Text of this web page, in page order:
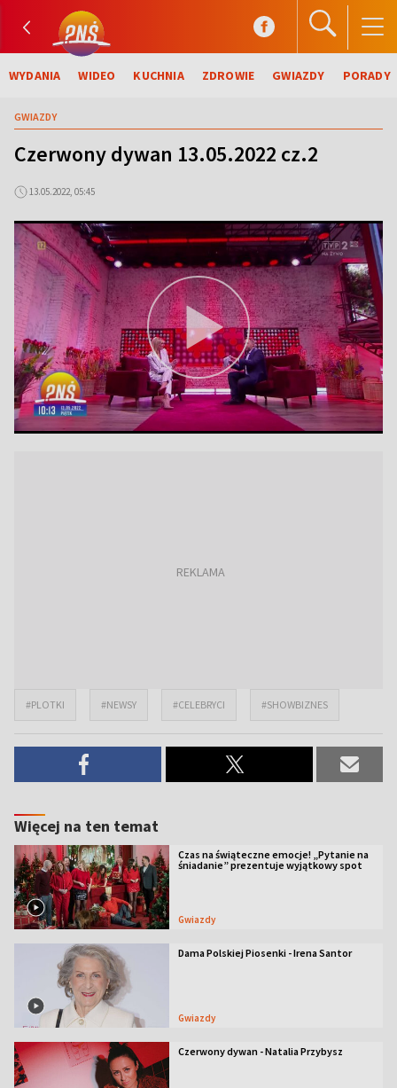
WYDANIA WIDEO KUCHNIA ZDROWIE GWIAZDY PORADY
GWIAZDY
Czerwony dywan 13.05.2022 cz.2
13.05.2022, 05:45
#PLOTKI #NEWSY #CELEBRYCI #SHOWBIZNES
Więcej na ten temat
Czas na świąteczne emocje! „Pytanie na
śniadanie” prezentuje wyjątkowy spot
Gwiazdy
Dama Polskiej Piosenki - Irena Santor
Gwiazdy
Czerwony dywan - Natalia Przybysz